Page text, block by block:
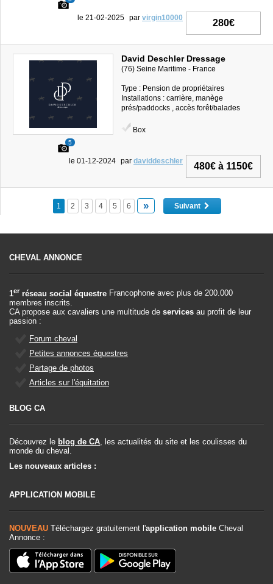
280€
le 21-02-2025 par virgin10000
5
David Deschler Dressage
(76) Seine Maritime - France
Type : Pension de propriétaires
Installations : carrière, manège
prés/paddocks , accès forêt/balades
Box
480€ à 1150€
le 01-12-2024 par daviddeschler
1 2 3 4 5 6 » Suivant
CHEVAL ANNONCE
1er réseau social équestre Francophone avec plus de 200.000
membres inscrits.
CA propose aux cavaliers une multitude de services au profit de leur
passion :
Forum cheval
Petites annonces équestres
Partage de photos
Articles sur l'équitation
BLOG CA
Découvrez le blog de CA , les actualités du site et les coulisses du
monde du cheval.
Les nouveaux articles :
APPLICATION MOBILE
NOUVEAU Téléchargez gratuitement l'application mobile Cheval
Annonce :